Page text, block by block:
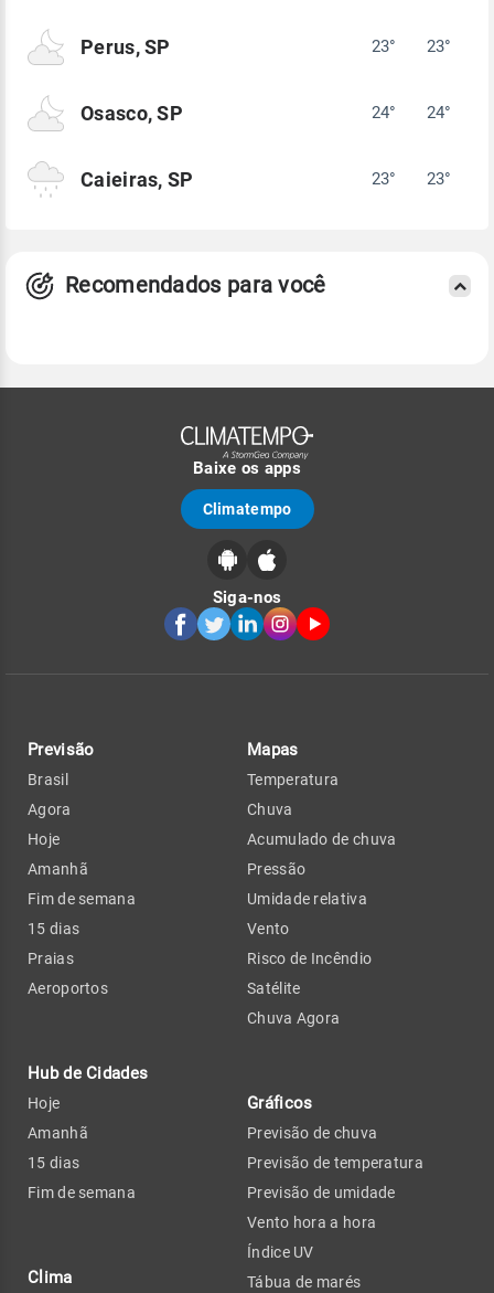
Perus, SP 23° 23°
Osasco, SP 24° 24°
Caieiras, SP 23° 23°
Recomendados para você
Baixe os apps
Climatempo
Siga-nos
Previsão
Brasil
Agora
Hoje
Amanhã
Fim de semana
15 dias
Praias
Aeroportos
Hub de Cidades
Hoje
Amanhã
15 dias
Fim de semana
Clima
Mapas
Temperatura
Chuva
Acumulado de chuva
Pressão
Umidade relativa
Vento
Risco de Incêndio
Satélite
Chuva Agora
Gráficos
Previsão de chuva
Previsão de temperatura
Previsão de umidade
Vento hora a hora
Índice UV
Tábua de marés